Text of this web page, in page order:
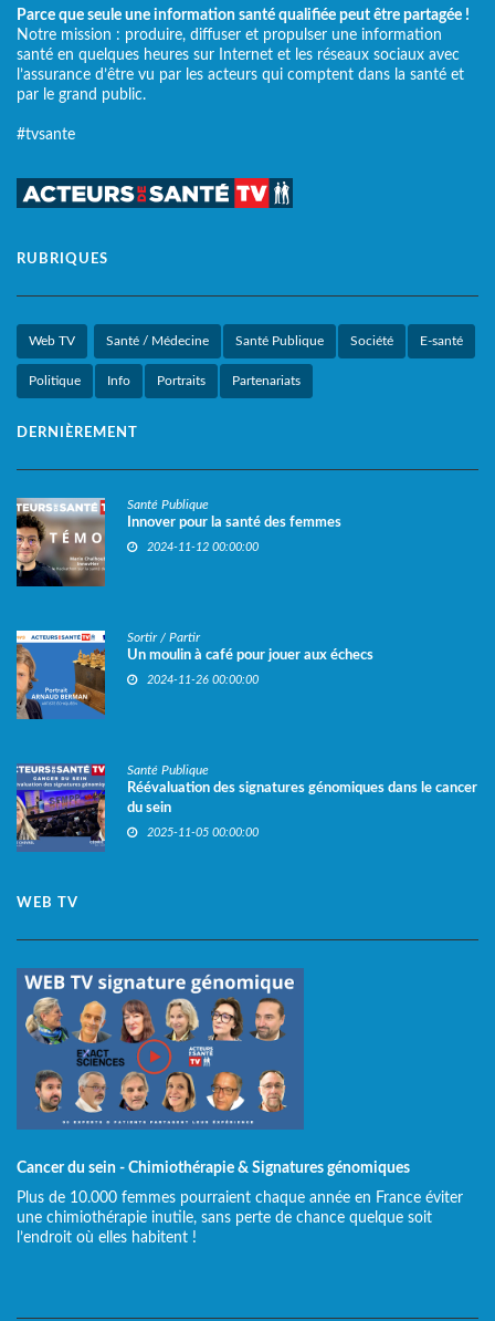
Parce que seule une information santé qualifiée peut être partagée !
Notre mission : produire, diffuser et propulser une information
santé en quelques heures sur Internet et les réseaux sociaux avec
l’assurance d’être vu par les acteurs qui comptent dans la santé et
par le grand public.
#tvsante
RUBRIQUES
Web TV Santé / Médecine Santé Publique Société E-santé
Politique Info Portraits Partenariats
DERNIÈREMENT
Santé Publique
Innover pour la santé des femmes
2024-11-12 00:00:00
Sortir / Partir
Un moulin à café pour jouer aux échecs
2024-11-26 00:00:00
Santé Publique
Réévaluation des signatures génomiques dans le cancer
du sein
2025-11-05 00:00:00
WEB TV
Cancer du sein - Chimiothérapie & Signatures génomiques
Plus de 10.000 femmes pourraient chaque année en France éviter
une chimiothérapie inutile, sans perte de chance quelque soit
l’endroit où elles habitent !